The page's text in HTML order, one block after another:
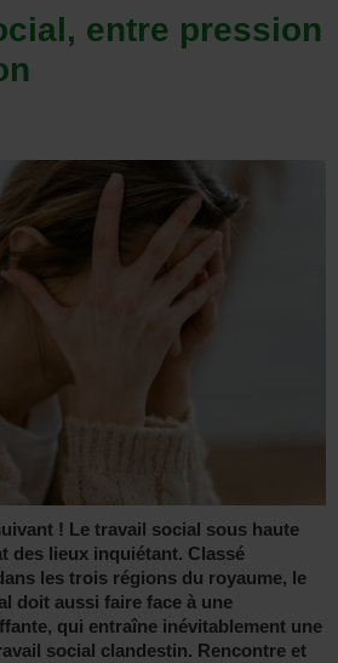
entre pression
! Le travail social sous haute
des lieux inquiétant. Classé
les trois régions du royaume, le
doit aussi faire face à une
qui entraîne inévitablement une
social clandestin. Rencontre et